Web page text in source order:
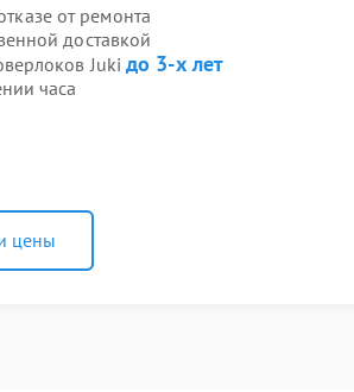
от ремонта
доставкой
Juki до 3-х лет
часа
цены